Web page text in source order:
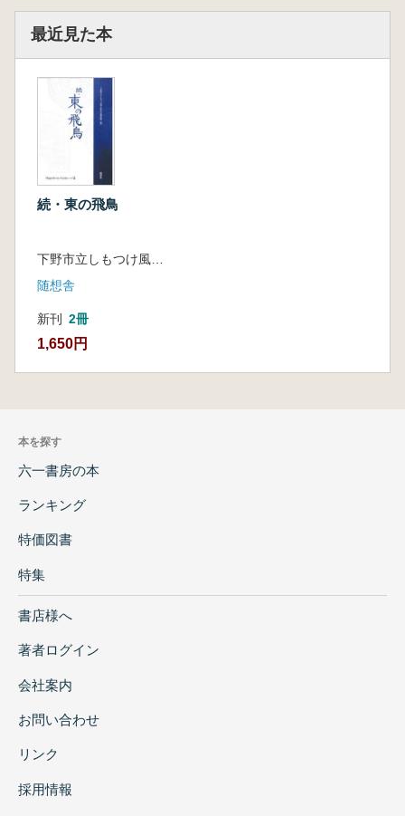
最近見た本
続・東の飛鳥
随想舎
新刊 2冊
1,650円
本を探す
六一書房の本
ランキング
特価図書
特集
書店様へ
著者ログイン
会社案内
お問い合わせ
リンク
採用情報